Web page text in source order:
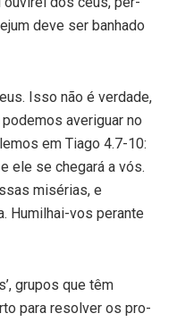
deve ser banhado
Isso não é verdade,
averiguar no
em Tiago 4.7-10:
ele se chegará a vós.
misérias, e
Humilhai-vos perante
grupos que têm
para resolver os pro­